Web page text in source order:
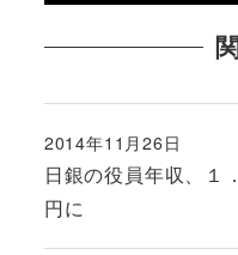
日銀の役員年収、
円に
投稿日
2014年11月26日